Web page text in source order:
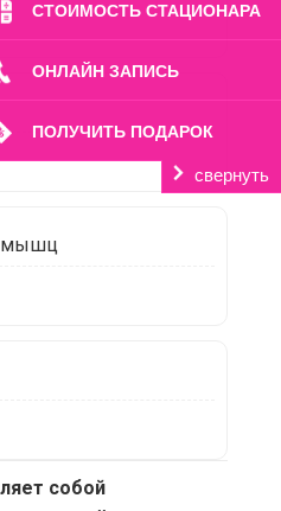
СТОИМОСТЬ СТАЦИОНАРА
ОНЛАЙН ЗАПИСЬ
ПОЛУЧИТЬ ПОДАРОК
свернуть
мышц
собой